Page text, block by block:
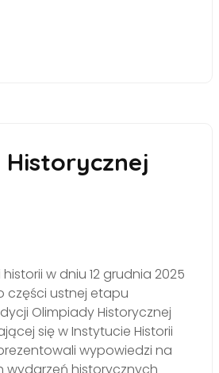
w dniu 12 grudnia 2025
części ustnej etapu
Olimpiady Historycznej
się w Instytucie Historii
wypowiedzi na